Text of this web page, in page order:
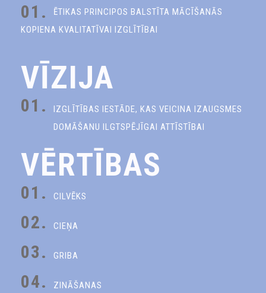
01.
ĒTIKAS PRINCIPOS BALSTĪTA MĀCĪŠANĀS
KOPIENA KVALITATĪVAI IZGLĪTĪBAI
VĪZIJA
01.
IZGLĪTĪBAS IESTĀDE, KAS VEICINA IZAUGSMES
DOMĀŠANU ILGTSPĒJĪGAI ATTĪSTĪBAI
VĒRTĪBAS
01. CILVĒKS
02. CIEŅA
03. GRIBA
04. ZINĀŠANAS